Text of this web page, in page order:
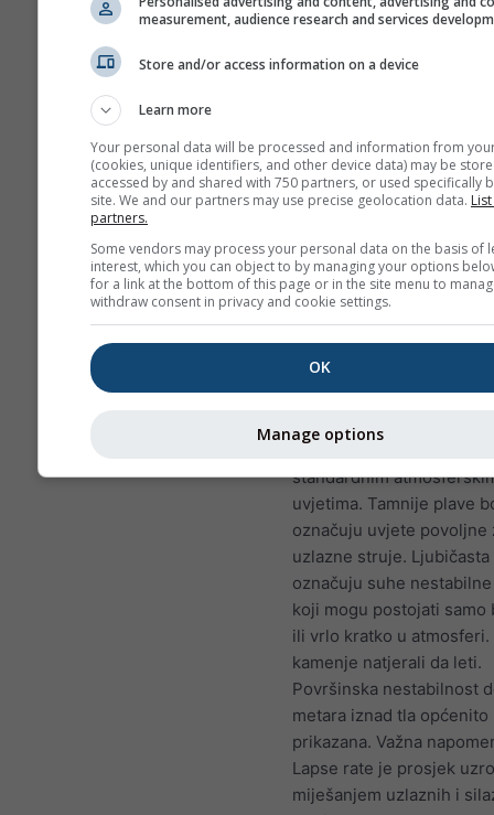
kakvi se često javljaju u
neće pojaviti na većini
obrasce koji dosežu niže
naći gotovo posvuda u
Lapse ratese mjeri u
100 m razlike u visini.
oznakama na linijama
Inverzije (vrlo stabilni
pozitivne vrijednosti i
od žute do crvene.
između zelene i plave
standardnim
uvjetima. Tamnije plave
označuju uvjete povoljne
uzlazne struje.
označuju suhe
koji mogu postojati samo
ili vrlo kratko u atmosferi.
kamenje natjerali da leti.
Površinska nestabilnost
metara iznad tla općenito
prikazana. Važna
Lapse rate je prosjek
miješanjem uzlaznih i
measurement, audience research and services
Store and/or access information on a device
Learn more
Your personal data will be processed and information from
(cookies, unique identifiers, and other device data) may be
accessed by and shared with 750 partners, or used specifically
site. We and our partners may use precise geolocation data.
partners.
Some vendors may process your personal data on the basis of
interest, which you can object to by managing your options
for a link at the bottom of this page or in the site menu to
withdraw consent in privacy and cookie settings.
OK
Manage options